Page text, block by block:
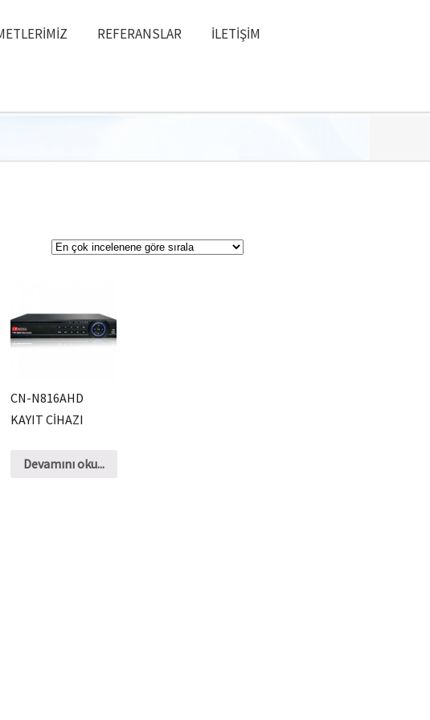
REFERANSLAR İLETIŞIM
CN-N816AHD
KAYIT CİHAZI
Devamını oku...